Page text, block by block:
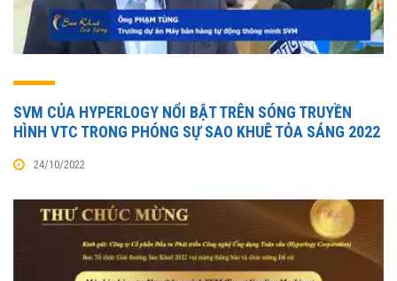
SVM CỦA HYPERLOGY NỔI BẬT TRÊN SÓNG TRUYỀN
HÌNH VTC TRONG PHÓNG SỰ SAO KHUÊ TỎA SÁNG 2022
24/10/2022